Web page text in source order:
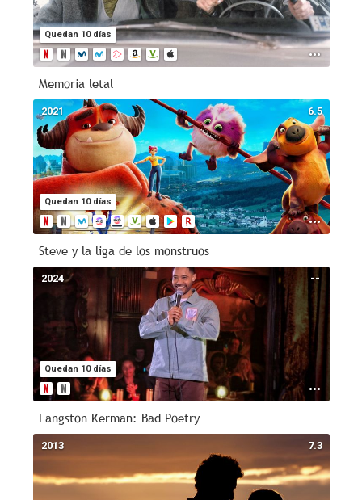
Quedan 10 días
Memoria letal
6.5
Quedan 10 días
2021
Steve y la liga de los monstruos
--
Quedan 10 días
2024
Langston Kerman: Bad Poetry
7.3
2013